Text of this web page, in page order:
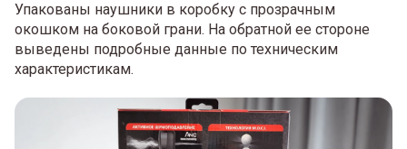
Упакованы наушники в коробку с прозрачным
окошком на боковой грани. На обратной ее стороне
выведены подробные данные по техническим
характеристикам.